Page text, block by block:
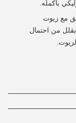
بأكمله.
مع زيوت
من احتمال